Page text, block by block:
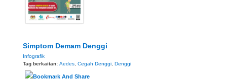
Simptom Demam Denggi
Infografik
Tag berkaitan: Aedes Cegah Denggi Denggi